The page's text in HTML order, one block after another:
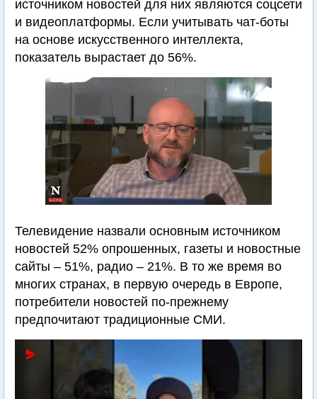
источником новостей для них являются соцсети
и видеоплатформы. Если учитывать чат-боты
на основе искусственного интеллекта,
показатель вырастает до 56%.
Телевидение назвали основным источником
новостей 52% опрошенных, газеты и новостные
сайты – 51%, радио – 21%. В то же время во
многих странах, в первую очередь в Европе,
потребители новостей по-прежнему
предпочитают традиционные СМИ.